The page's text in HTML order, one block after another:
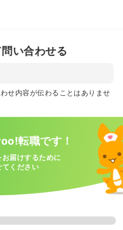
い合わせる
せ内容が伝わることはありませ
転職です！
届けするために
てください